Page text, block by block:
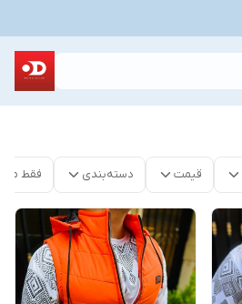
قیمت دسته‌بندی فقط